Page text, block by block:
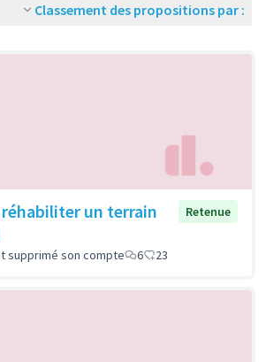
Classement des propositions par :
un terrain
Retenue
supprimé son compte 6 23